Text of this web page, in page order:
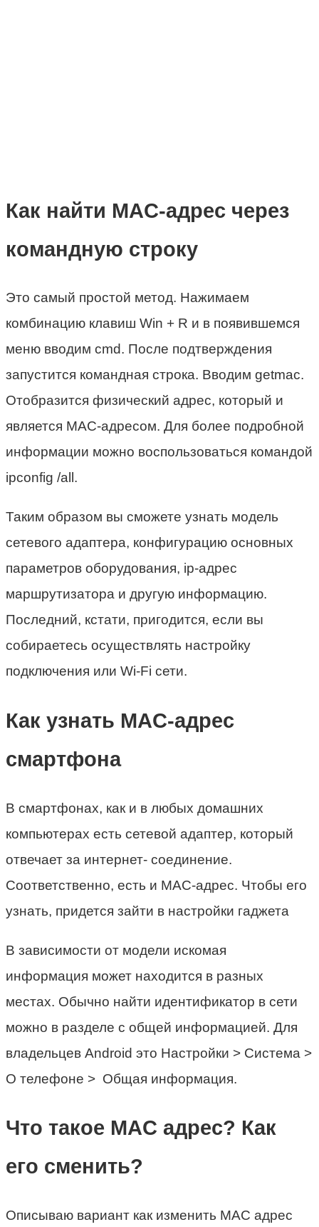
Как найти MAC-адрес через
командную строку
Это самый простой метод. Нажимаем
комбинацию клавиш Win + R и в появившемся
меню вводим cmd. После подтверждения
запустится командная строка. Вводим getmac.
Отобразится физический адрес, который и
является MAC-адресом. Для более подробной
информации можно воспользоваться командой
ipconfig /all.
Таким образом вы сможете узнать модель
сетевого адаптера, конфигурацию основных
параметров оборудования, ip-адрес
маршрутизатора и другую информацию.
Последний, кстати, пригодится, если вы
собираетесь осуществлять настройку
подключения или Wi-Fi сети.
Как узнать MAC-адрес
смартфона
В смартфонах, как и в любых домашних
компьютерах есть сетевой адаптер, который
отвечает за интернет- соединение.
Соответственно, есть и MAC-адрес. Чтобы его
узнать, придется зайти в настройки гаджета
В зависимости от модели искомая
информация может находится в разных
местах. Обычно найти идентификатор в сети
можно в разделе с общей информацией. Для
владельцев Android это Настройки > Система >
О телефоне > Общая информация.
Что такое MAC адрес? Как
его сменить?
Описываю вариант как изменить MAC адрес